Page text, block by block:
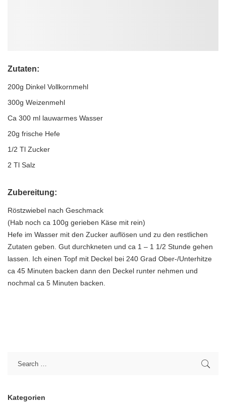
Zutaten:
200g Dinkel Vollkornmehl
300g Weizenmehl
Ca 300 ml lauwarmes Wasser
20g frische Hefe
1/2 Tl Zucker
2 Tl Salz
Zubereitung:
Röstzwiebel nach Geschmack
(Hab noch ca 100g gerieben Käse mit rein)
Hefe im Wasser mit den Zucker auflösen und zu den restlichen
Zutaten geben. Gut durchkneten und ca 1 – 1 1/2 Stunde gehen
lassen. Ich einen Topf mit Deckel bei 240 Grad Ober-/Unterhitze
ca 45 Minuten backen dann den Deckel runter nehmen und
nochmal ca 5 Minuten backen.
Kategorien